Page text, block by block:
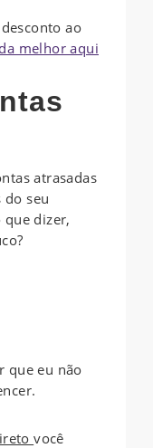
ao
melhor aqui
atrasadas
do seu
que dizer,
que eu não
você